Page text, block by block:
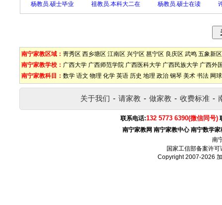
杨教员.硕士毕业 祖教员.本科大二在 杨教员.硕士在读
南宁家教区域： 靑秀区 西乡塘区 江南区 兴宁区 邕宁区 良庆区 武鸣 五象新区
南宁家教学校： 广西大学 广西师范学院 广西医科大学 广西民族大学 广西外
南宁家教科目： 数学 语文 物理 化学 英语 历史 地理 政治 钢琴 美术 书法 网球
关于我们 - 请家教 - 做家教 - 收费标准 -
联系电话:132 5773 6390(微信同号)
南宁家教网 南宁家教中心 南宁数学家
南
国家工信部备案许可
Copyright 2007-2026